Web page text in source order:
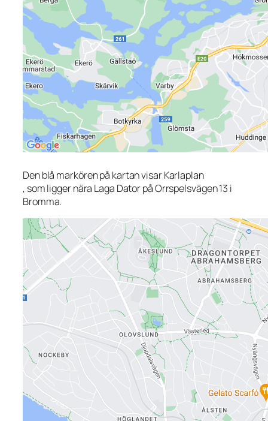
Den blå markören på kartan visar Karlaplan
, som ligger nära Laga Dator på Orrspelsvägen 13 i
Bromma.